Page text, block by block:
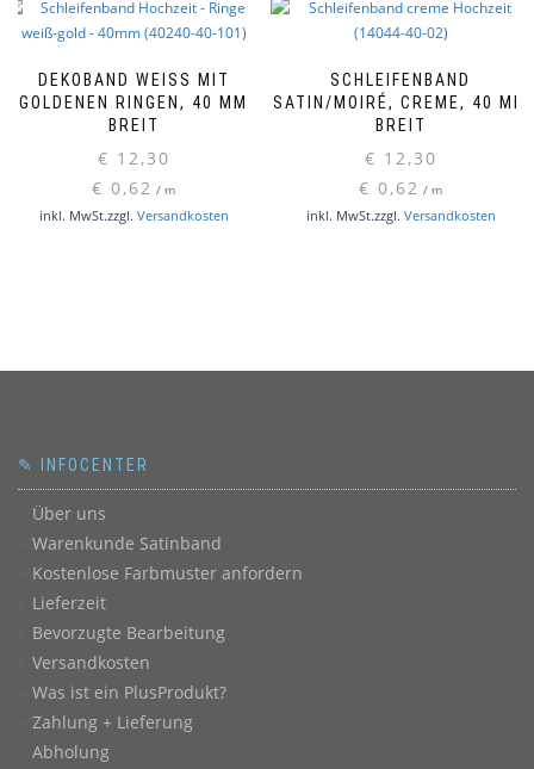
DEKOBAND WEISS MIT G
OLDENEN RINGEN, 40 MM B
REIT
€ 12,30
€ 0,62 / m
inkl. MwSt.zzgl. Versandkosten
SCHLEIFENBAND
SATIN/MOIRÉ, CREME, 40 MM
BREIT
€ 12,30
€ 0,62 / m
inkl. MwSt.zzgl. Versandkosten
✎ INFOCENTER
Über uns
Warenkunde Satinband
Kostenlose Farbmuster anfordern
Lieferzeit
Bevorzugte Bearbeitung
Versandkosten
Was ist ein PlusProdukt?
Zahlung + Lieferung
Abholung